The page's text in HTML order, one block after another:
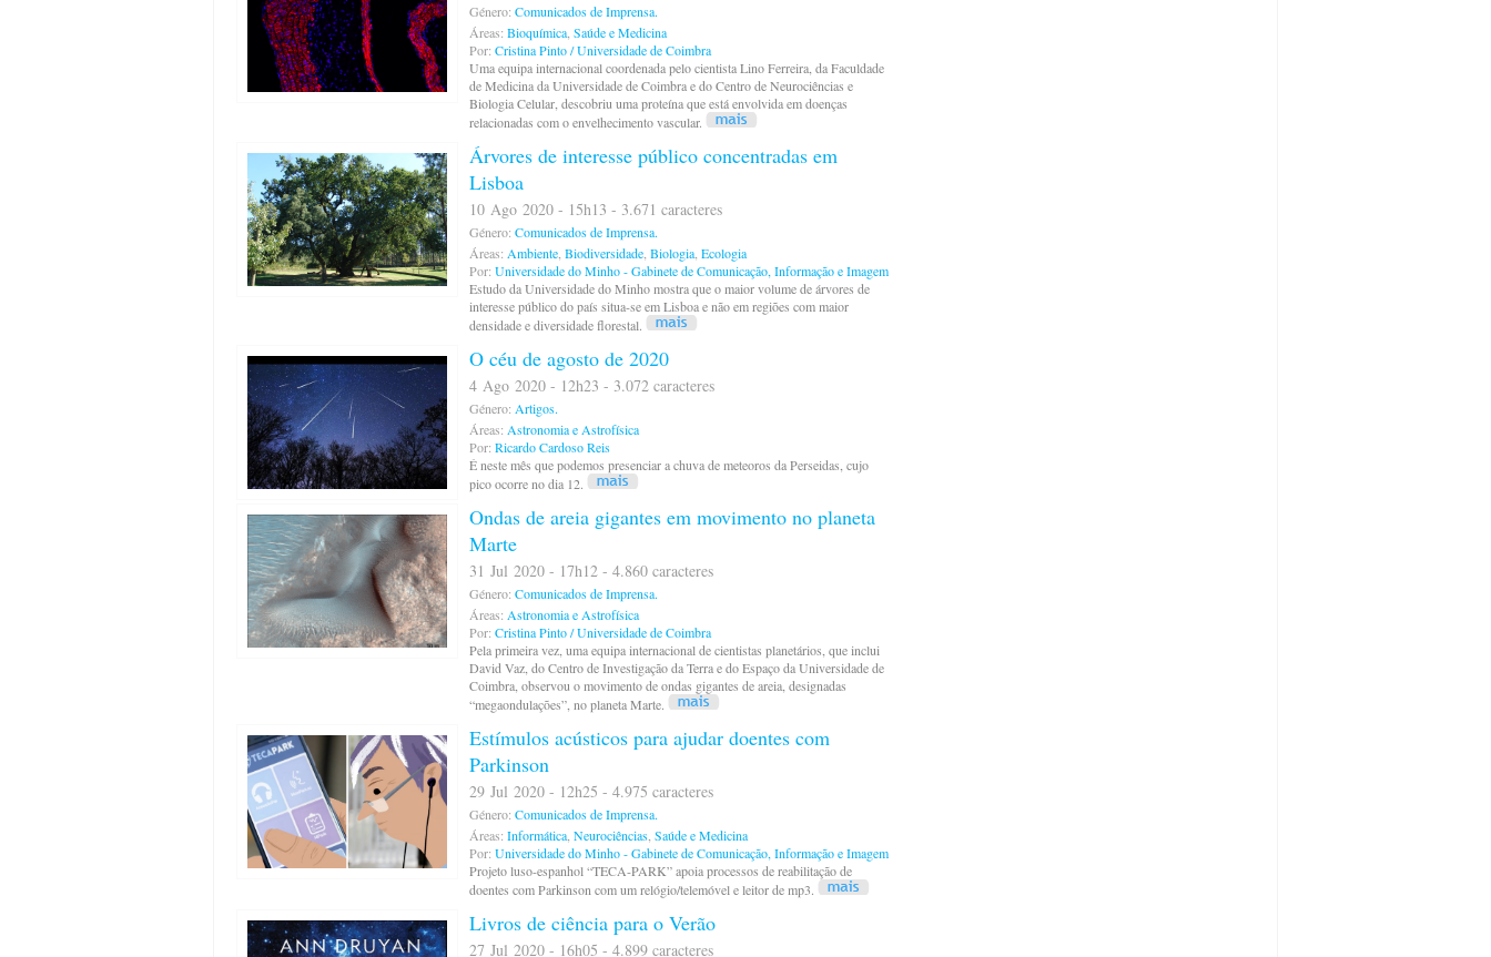
Género: Comunicados de Imprensa.
Áreas: Bioquímica Saúde e Medicina
Por: Cristina Pinto / Universidade de Coimbra
Uma equipa internacional coordenada pelo cientista Lino Ferreira, da Faculdade
de Medicina da Universidade de Coimbra e do Centro de Neurociências e
Biologia Celular, descobriu uma proteína que está envolvida em doenças
relacionadas com o envelhecimento vascular.
Árvores de interesse público concentradas em
Lisboa
10 Ago 2020 - 15h13 - 3.671 caracteres
Género: Comunicados de Imprensa.
Áreas: Ambiente Biodiversidade Biologia Ecologia
Por: Universidade do Minho - Gabinete de Comunicação, Informação e Imagem
Estudo da Universidade do Minho mostra que o maior volume de árvores de
interesse público do país situa-se em Lisboa e não em regiões com maior
densidade e diversidade florestal.
O céu de agosto de 2020
4 Ago 2020 - 12h23 - 3.072 caracteres
Género: Artigos.
Áreas: Astronomia e Astrofísica
Por: Ricardo Cardoso Reis
É neste mês que podemos presenciar a chuva de meteoros da Perseidas, cujo
pico ocorre no dia 12.
Ondas de areia gigantes em movimento no planeta
Marte
31 Jul 2020 - 17h12 - 4.860 caracteres
Género: Comunicados de Imprensa.
Áreas: Astronomia e Astrofísica
Por: Cristina Pinto / Universidade de Coimbra
Pela primeira vez, uma equipa internacional de cientistas planetários, que inclui
David Vaz, do Centro de Investigação da Terra e do Espaço da Universidade de
Coimbra, observou o movimento de ondas gigantes de areia, designadas
“megaondulações”, no planeta Marte.
Estímulos acústicos para ajudar doentes com
Parkinson
29 Jul 2020 - 12h25 - 4.975 caracteres
Género: Comunicados de Imprensa.
Áreas: Informática Neurociências Saúde e Medicina
Por: Universidade do Minho - Gabinete de Comunicação, Informação e Imagem
Projeto luso-espanhol “TECA-PARK” apoia processos de reabilitação de
doentes com Parkinson com um relógio/telemóvel e leitor de mp3.
Livros de ciência para o Verão
27 Jul 2020 - 16h05 - 4.899 caracteres